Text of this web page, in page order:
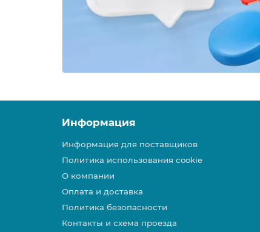
Информация
Информация для поставщиков
Политика использования cookie
О компании
Оплата и доставка
Политика безопасности
Контакты и схема проезда